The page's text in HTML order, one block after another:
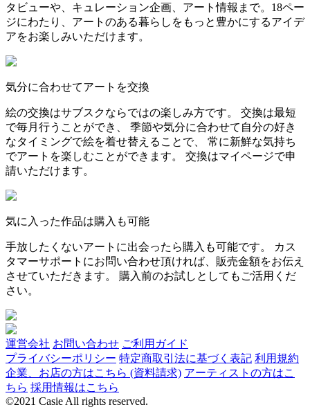
タビューや、キュレーション企画、アート情報まで。18ペー
ジにわたり、アートのある暮らしをもっと豊かにするアイデ
アをお楽しみいただけます。
気分に合わせてアートを交換
絵の交換はサブスクならではの楽しみ方です。 交換は最短
で毎月行うことができ、 季節や気分に合わせて自分の好き
なタイミングで絵を着せ替えることで、 常に新鮮な気持ち
でアートを楽しむことができます。 交換はマイページで申
請いただけます。
気に入った作品は購入も可能
手放したくないアートに出会ったら購入も可能です。 カス
タマーサポートにお問い合わせ頂ければ、販売金額をお伝え
させていただきます。 購入前のお試しとしてもご活用くだ
さい。
運営会社 お問い合わせ ご利用ガイド
プライバシーポリシー 特定商取引法に基づく表記 利用規約
企業、お店の方はこちら (資料請求) アーティストの方はこ
ちら 採用情報はこちら
©2021 Casie All rights reserved.